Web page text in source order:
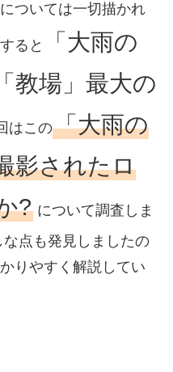
ついては一切描かれ
ると
「大雨の
教場」最大の
はこの「大雨の
影されたロ
?について調査しま
点も発見しましたの
りやすく解説してい